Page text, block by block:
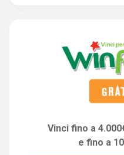
Vinci fino a
e fino a